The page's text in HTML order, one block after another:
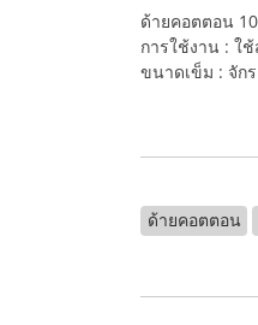
ด้ายคอตตอน
การใช้งาน : ใ
ขนาดเข็ม : จัก
ด้ายคอตตอน